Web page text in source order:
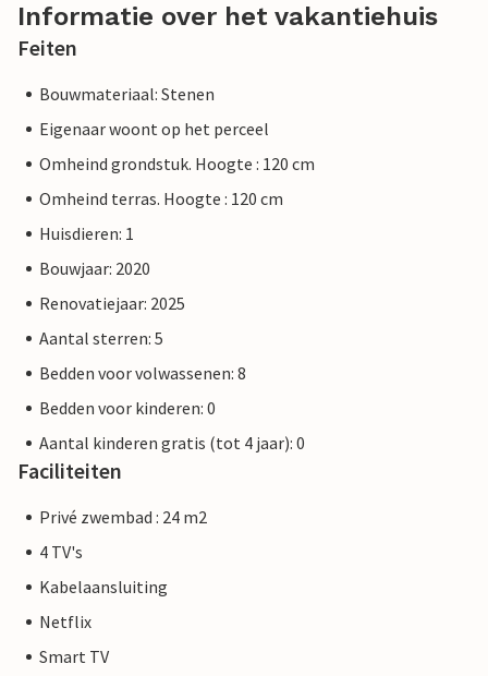
Informatie over het vakantiehuis
Feiten
Bouwmateriaal: Stenen
Eigenaar woont op het perceel
Omheind grondstuk. Hoogte : 120 cm
Omheind terras. Hoogte : 120 cm
Huisdieren: 1
Bouwjaar: 2020
Renovatiejaar: 2025
Aantal sterren: 5
Bedden voor volwassenen: 8
Bedden voor kinderen: 0
Aantal kinderen gratis (tot 4 jaar): 0
Faciliteiten
Privé zwembad : 24 m2
4 TV's
Kabelaansluiting
Netflix
Smart TV